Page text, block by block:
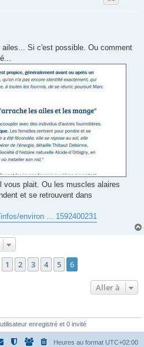
ailes... Si c'est possible. Ou comment
vous plait. Ou les muscles alaires
et se retrouvent dans
environ ... 1592400231
Précédente
1 2 3 4 5 6
Aller à
enregistré et 0 invité
Heures au format UTC+02:00